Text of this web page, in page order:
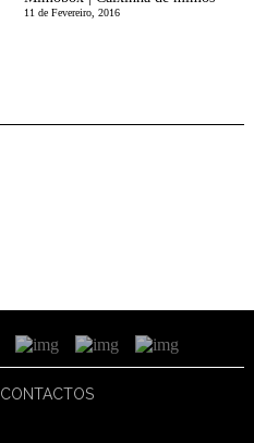
11 de Fevereiro, 2016
CONTACTOS